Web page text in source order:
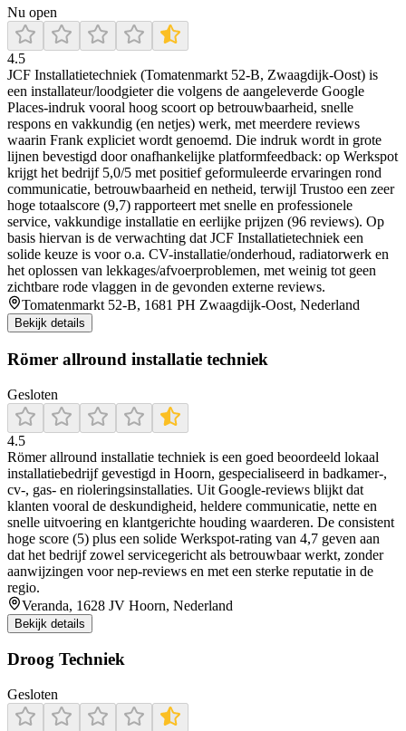
Nu open
4.5
JCF Installatietechniek (Tomatenmarkt 52-B, Zwaagdijk-Oost) is
een installateur/loodgieter die volgens de aangeleverde Google
Places-indruk vooral hoog scoort op betrouwbaarheid, snelle
respons en vakkundig (en netjes) werk, met meerdere reviews
waarin Frank expliciet wordt genoemd. Die indruk wordt in grote
lijnen bevestigd door onafhankelijke platformfeedback: op Werkspot
krijgt het bedrijf 5,0/5 met positief geformuleerde ervaringen rond
communicatie, betrouwbaarheid en netheid, terwijl Trustoo een zeer
hoge totaalscore (9,7) rapporteert met snelle en professionele
service, vakkundige installatie en eerlijke prijzen (96 reviews). Op
basis hiervan is de verwachting dat JCF Installatietechniek een
solide keuze is voor o.a. CV-installatie/onderhoud, radiatorwerk en
het oplossen van lekkages/afvoerproblemen, met weinig tot geen
zichtbare rode vlaggen in de gevonden externe reviews.
Tomatenmarkt 52-B, 1681 PH Zwaagdijk-Oost, Nederland
Bekijk details
Römer allround installatie techniek
Gesloten
4.5
Römer allround installatie techniek is een goed beoordeeld lokaal
installatiebedrijf gevestigd in Hoorn, gespecialiseerd in badkamer-,
cv‑, gas‑ en rioleringsinstallaties. Uit Google-reviews blijkt dat
klanten vooral de deskundigheid, heldere communicatie, nette en
snelle uitvoering en klantgerichte houding waarderen. De consistent
hoge score (5) plus een solide Werkspot-rating van 4,7 geven aan
dat het bedrijf zowel servicegericht als betrouwbaar werkt, zonder
aanwijzingen voor nep‑reviews en met een sterke reputatie in de
regio.
Veranda, 1628 JV Hoorn, Nederland
Bekijk details
Droog Techniek
Gesloten